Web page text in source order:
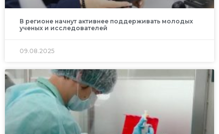
В регионе начнут активнее поддерживать молодых
ученых и исследователей
09.08.2025